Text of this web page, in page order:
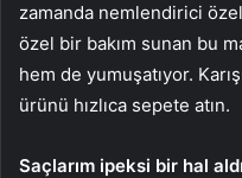
zamanda nemlendirici
özel bir bakım sunan bu
hem de yumuşatıyor.
ürünü hızlıca sepete atın.
Saçlarım ipeksi bir hal